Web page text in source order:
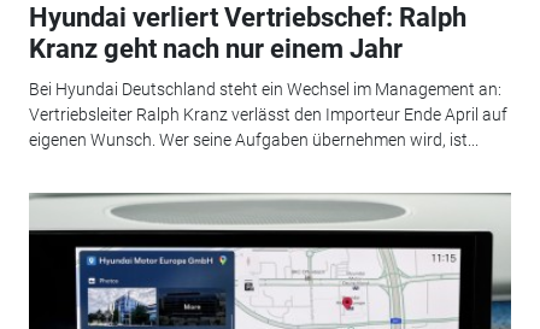
Hyundai verliert Vertriebschef: Ralph
Kranz geht nach nur einem Jahr
Bei Hyundai Deutschland steht ein Wechsel im Management an:
Vertriebsleiter Ralph Kranz verlässt den Importeur Ende April auf
eigenen Wunsch. Wer seine Aufgaben übernehmen wird, ist...